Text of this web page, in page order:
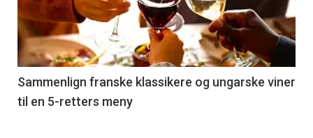
nå
-
5
Sammenlign franske klassikere og ungarske viner
til en 5-retters meny